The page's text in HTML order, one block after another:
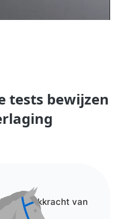
tests bewijzen
een trekkracht van